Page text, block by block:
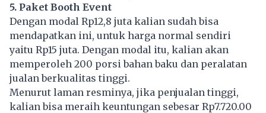
5. Paket Booth Event
Dengan modal Rp12,8 juta kalian sudah bisa
mendapatkan ini, untuk harga normal sendiri
yaitu Rp15 juta. Dengan modal itu, kalian akan
memperoleh 200 porsi bahan baku dan peralatan
jualan berkualitas tinggi.
Menurut laman resminya, jika penjualan tinggi,
kalian bisa meraih keuntungan sebesar Rp7.720.00